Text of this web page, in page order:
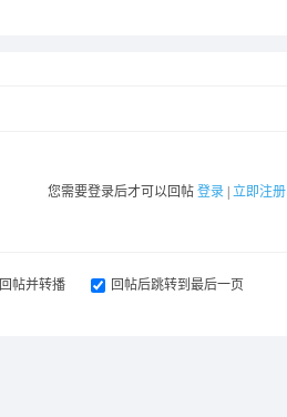
您需要登录后才可以回帖 登录 立即注册
回帖并转播 回帖后跳转到最后一页